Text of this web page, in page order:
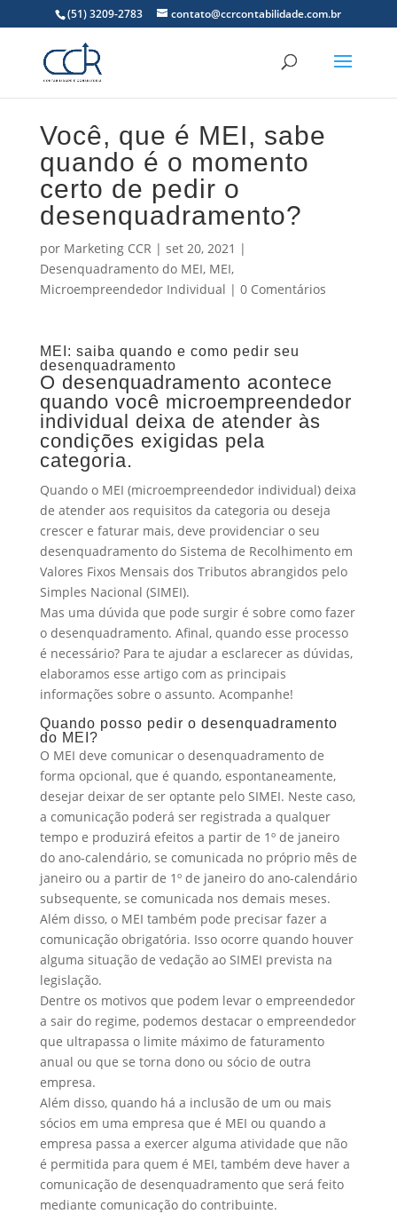
(51) 3209-2783 contato@ccrcontabilidade.com.br
Você, que é MEI, sabe
quando é o momento
certo de pedir o
desenquadramento?
por Marketing CCR | set 20, 2021 |
Desenquadramento do MEI, MEI,
Microempreendedor Individual | 0 Comentários
MEI: saiba quando e como pedir seu
desenquadramento
O desenquadramento acontece
quando você microempreendedor
individual deixa de atender às
condições exigidas pela
categoria.
Quando o MEI (microempreendedor individual) deixa
de atender aos requisitos da categoria ou deseja
crescer e faturar mais, deve providenciar o seu
desenquadramento do Sistema de Recolhimento em
Valores Fixos Mensais dos Tributos abrangidos pelo
Simples Nacional (SIMEI).
Mas uma dúvida que pode surgir é sobre como fazer
o desenquadramento. Afinal, quando esse processo
é necessário? Para te ajudar a esclarecer as dúvidas,
elaboramos esse artigo com as principais
informações sobre o assunto. Acompanhe!
Quando posso pedir o desenquadramento
do MEI?
O MEI deve comunicar o desenquadramento de
forma opcional, que é quando, espontaneamente,
desejar deixar de ser optante pelo SIMEI. Neste caso,
a comunicação poderá ser registrada a qualquer
tempo e produzirá efeitos a partir de 1º de janeiro
do ano-calendário, se comunicada no próprio mês de
janeiro ou a partir de 1º de janeiro do ano-calendário
subsequente, se comunicada nos demais meses.
Além disso, o MEI também pode precisar fazer a
comunicação obrigatória. Isso ocorre quando houver
alguma situação de vedação ao SIMEI prevista na
legislação.
Dentre os motivos que podem levar o empreendedor
a sair do regime, podemos destacar o empreendedor
que ultrapassa o limite máximo de faturamento
anual ou que se torna dono ou sócio de outra
empresa.
Além disso, quando há a inclusão de um ou mais
sócios em uma empresa que é MEI ou quando a
empresa passa a exercer alguma atividade que não
é permitida para quem é MEI, também deve haver a
comunicação de desenquadramento que será feito
mediante comunicação do contribuinte.